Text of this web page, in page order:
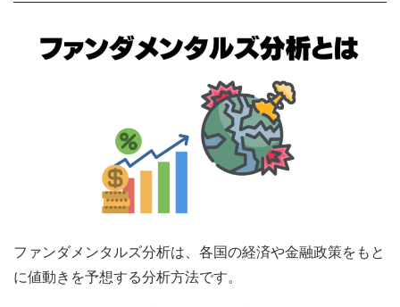
ファンダメンタルズ分析は、各国の経済や金融政策をもと
に値動きを予想する分析方法です。